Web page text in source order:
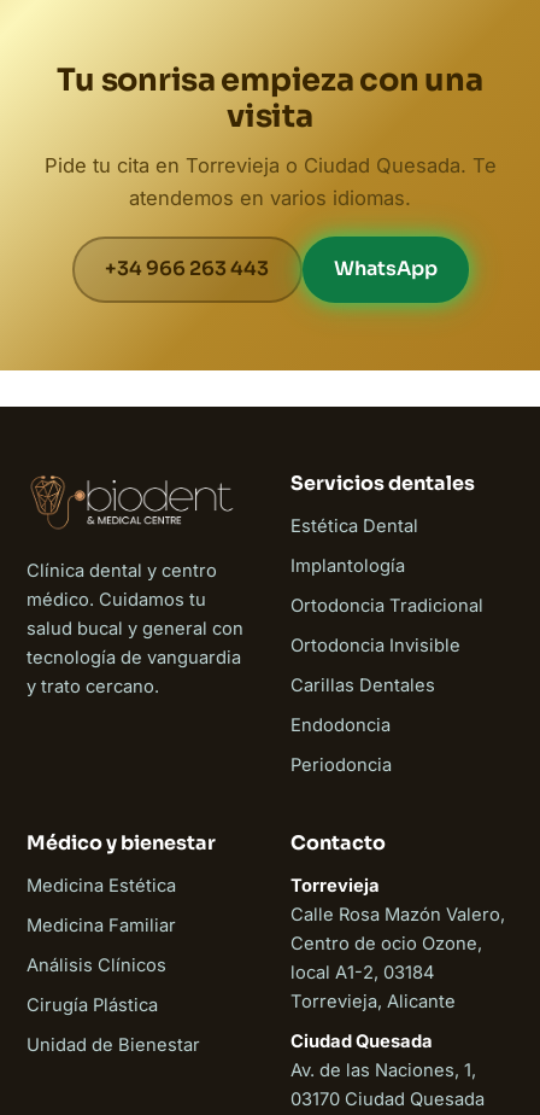
Tu sonrisa empieza con una
visita
Pide tu cita en Torrevieja o Ciudad Quesada. Te
atendemos en varios idiomas.
+34 966 263 443 WhatsApp
Clínica dental y centro
médico. Cuidamos tu
salud bucal y general con
tecnología de vanguardia
y trato cercano.
Servicios dentales
Estética Dental
Implantología
Ortodoncia Tradicional
Ortodoncia Invisible
Carillas Dentales
Endodoncia
Periodoncia
Médico y bienestar
Medicina Estética
Medicina Familiar
Análisis Clínicos
Cirugía Plástica
Unidad de Bienestar
Contacto
Torrevieja
Calle Rosa Mazón Valero,
Centro de ocio Ozone,
local A1-2, 03184
Torrevieja, Alicante
Ciudad Quesada
Av. de las Naciones, 1,
03170 Ciudad Quesada